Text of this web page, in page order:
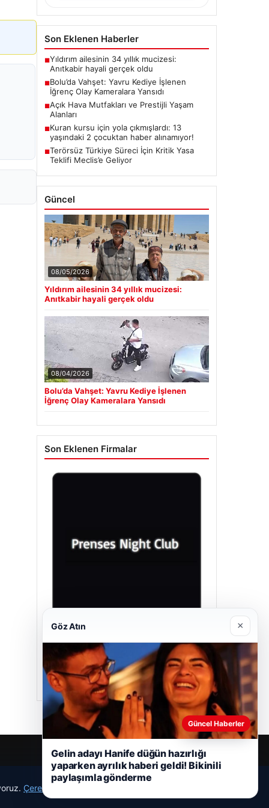
Son Eklenen Haberler
■Yıldırım ailesinin 34 yıllık mucizesi:
Anıtkabir hayali gerçek oldu
■Bolu’da Vahşet: Yavru Kediye İşlenen
İğrenç Olay Kameralara Yansıdı
■Açık Hava Mutfakları ve Prestijli Yaşam
Alanları
■Kuran kursu için yola çıkmışlardı: 13
yaşındaki 2 çocuktan haber alınamıyor!
■Terörsüz Türkiye Süreci İçin Kritik Yasa
Teklifi Meclis’e Geliyor
Güncel
08/05/2026
Yıldırım ailesinin 34 yıllık mucizesi:
Anıtkabir hayali gerçek oldu
08/04/2026
Bolu’da Vahşet: Yavru Kediye İşlenen
İğrenç Olay Kameralara Yansıdı
Son Eklenen Firmalar
Prenses Night Club
04/29/2026
Çerez Politikamız
Göz Atın ×
Güncel Haberler
Gelin adayı Hanife düğün hazırlığı
yaparken ayrılık haberi geldi! Bikinili
paylaşımla gönderme